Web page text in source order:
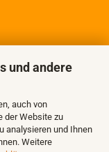
und andere
auch von
der Website zu
analysieren und Ihnen
Weitere